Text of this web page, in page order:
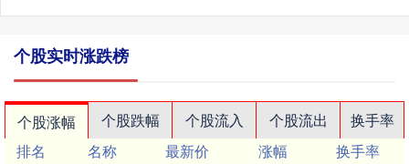
个股实时涨跌榜
个股涨幅 个股跌幅 个股流入 个股流出
换手率
排名
名称 最新价 涨幅
换手率